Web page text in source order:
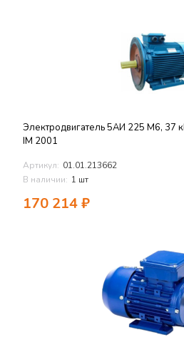
Электродвигатель 5АИ 225 M6, 37
IM 2001
Артикул: 01.01.213662
В наличии: 1 шт
170 214₽